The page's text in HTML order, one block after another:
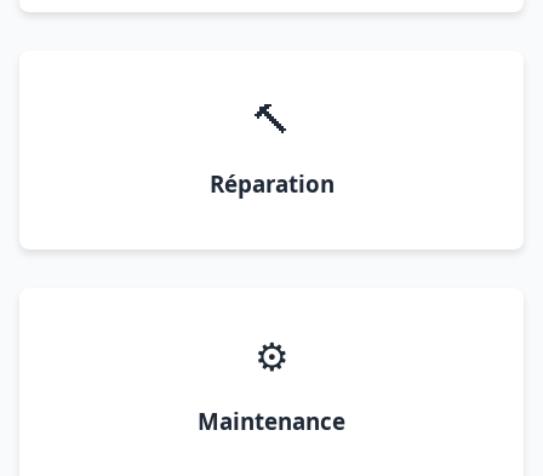
🔨
Réparation
⚙️
Maintenance